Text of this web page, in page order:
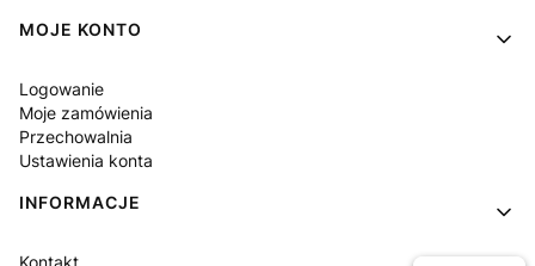
MOJE KONTO
Logowanie
Moje zamówienia
Przechowalnia
Ustawienia konta
INFORMACJE